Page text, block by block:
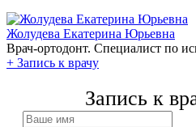
Жолудева Екатерина Юрьевна
Врач-ортодонт. Специалист по
+ Запись к врачу
Запись к